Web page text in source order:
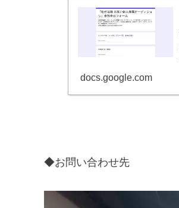
docs.google.com
◆お問い合わせ先